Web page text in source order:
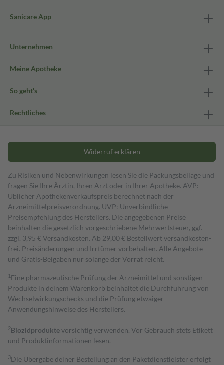
Sanicare App
Unternehmen
Meine Apotheke
So geht's
Rechtliches
Widerruf erklären
Zu Risiken und Nebenwirkungen lesen Sie die Packungsbeilage und
fragen Sie Ihre Ärztin, Ihren Arzt oder in Ihrer Apotheke. AVP:
Üblicher Apothekenverkaufspreis berechnet nach der
Arzneimittelpreisverordnung. UVP: Unverbindliche
Preisempfehlung des Herstellers. Die angegebenen Preise
beinhalten die gesetzlich vorgeschriebene Mehrwertsteuer, ggf.
zzgl. 3,95 € Versandkosten. Ab 29,00 € Bestell­wert versand­kosten­
frei. Preisänderungen und Irrtümer vorbehalten. Alle Angebote
und Gratis-Beigaben nur solange der Vorrat reicht.
1 Eine pharmazeutische Prüfung der Arzneimittel und sonstigen
Produkte in deinem Warenkorb beinhaltet die Durchführung von
Wechselwirkungschecks und die Prüfung etwaiger
Anwendungshinweise des Herstellers.
2Biozidproduktevorsichtig verwenden. Vor Gebrauch stets Etikett
und Produktinformationen lesen.
3Die Übergabe deiner Bestellung an den Paketdienstleister erfolgt